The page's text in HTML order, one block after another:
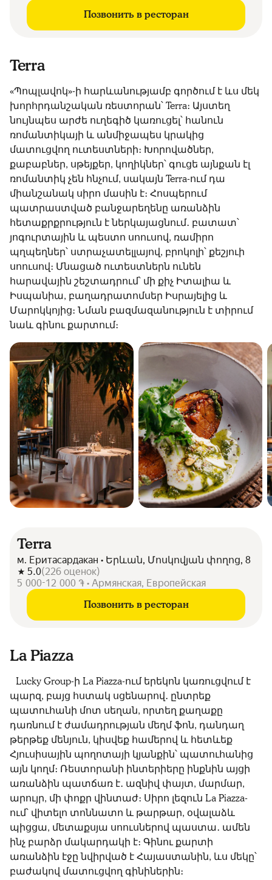
Позвонить в ресторан
Terra
«Պոպլավոկ»-ի հարևանությամբ գործում է ևս մեկ
խորհրդանշական ռեստորան՝ Terra։ Այստեղ
նույնպես արժե ուղեգիծ կառուցել՝ հանուն
ռոմանտիկայի և անմիջապես կրակից
մատուցվող ուտեստների։ Խորովածներ,
քաբաբներ, սթեյքեր, կողիկներ՝ գուցե այնքան էլ
ռոմանտիկ չեն հնչում, սակայն Terra-ում դա
միանշանակ սիրո մասին է։ Հոսպերում
պատրաստված բանջարեղենը առանձին
հետաքրքրություն է ներկայացնում․ բատատ՝
յոգուրտային և պեստո սոուսով, ռամիրո
պղպեղներ՝ ստրաչատելլայով, բրոկոլի՝ քեշյուի
սոուսով։ Մնացած ուտեստներն ունեն
հարավային շեշտադրում՝ մի քիչ Իտալիա և
Իսպանիա, բաղադրատոմսեր Իսրայելից և
Մարոկկոյից։ Նման բազմազանություն է տիրում
նաև գինու քարտում։
Terra
м. Еритасардакан • Երևան, Մոսկովյան փողոց, 8
5.0(226 оценок)
5 000-12 000 ֏ • Армянская, Европейская
Позвонить в ресторан
La Piazza
Lucky Group-ի La Piazza-ում երեկոն կառուցվում է
պարզ, բայց հստակ սցենարով․ ընտրեք
պատուհանի մոտ սեղան, որտեղ քաղաքը
դառնում է ժամադրության մեղմ ֆոն, դանդաղ
թերթեք մենյուն, կիսվեք համերով և հետևեք
Հյուսիսային պողոտայի կյանքին՝ պատուհանից
այն կողմ։ Ռեստորանի ինտերիերը ինքնին այցի
առանձին պատճառ է․ ազնիվ փայտ, մարմար,
արույր, մի փոքր վինտաժ։ Սիրո լեզուն La Piazza-
ում՝ վիտելո տոննատո և թարթար, օվալաձև
պիցցա, մետաքսյա սոուսներով պաստա․ ամեն
ինչ բարձր մակարդակի է։ Գինու քարտի
առանձին էջը նվիրված է Հայաստանին, ևս մեկը՝
բաժակով մատուցվող գինիներին։